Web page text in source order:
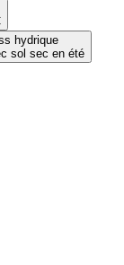
hydrique
sol sec en été